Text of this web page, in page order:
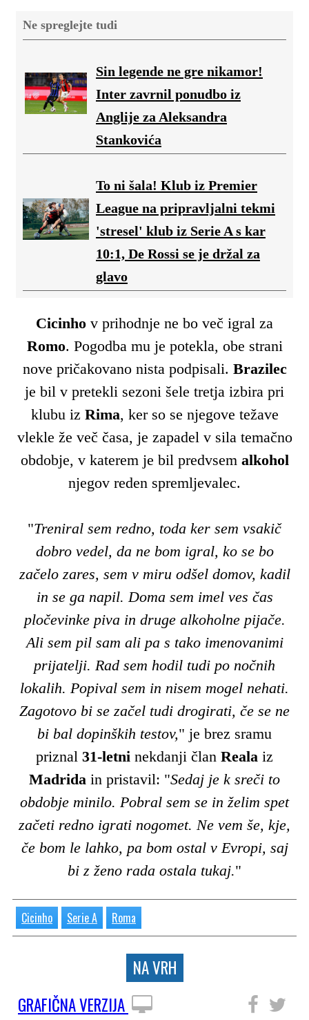
Ne spreglejte tudi
Sin legende ne gre nikamor!
Inter zavrnil ponudbo iz
Anglije za Aleksandra
Stankovića
To ni šala! Klub iz Premier
League na pripravljalni tekmi
'stresel' klub iz Serie A s kar
10:1, De Rossi se je držal za
glavo
Cicinho v prihodnje ne bo več igral za
Romo. Pogodba mu je potekla, obe strani
nove pričakovano nista podpisali. Brazilec
je bil v pretekli sezoni šele tretja izbira pri
klubu iz Rima, ker so se njegove težave
vlekle že več časa, je zapadel v sila temačno
obdobje, v katerem je bil predvsem alkohol
njegov reden spremljevalec.
"Treniral sem redno, toda ker sem vsakič
dobro vedel, da ne bom igral, ko se bo
začelo zares, sem v miru odšel domov, kadil
in se ga napil. Doma sem imel ves čas
pločevinke piva in druge alkoholne pijače.
Ali sem pil sam ali pa s tako imenovanimi
prijatelji. Rad sem hodil tudi po nočnih
lokalih. Popival sem in nisem mogel nehati.
Zagotovo bi se začel tudi drogirati, če se ne
bi bal dopinških testov," je brez sramu
priznal 31-letni nekdanji član Reala iz
Madrida in pristavil: "Sedaj je k sreči to
obdobje minilo. Pobral sem se in želim spet
začeti redno igrati nogomet. Ne vem še, kje,
če bom le lahko, pa bom ostal v Evropi, saj
bi z ženo rada ostala tukaj."
Cicinho Serie A Roma
NA VRH
GRAFIČNA VERZIJA